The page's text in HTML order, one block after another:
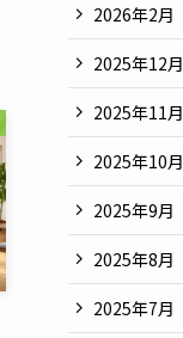
2026年2月
2025年12月
2025年11月
2025年10月
2025年9月
2025年8月
2025年7月